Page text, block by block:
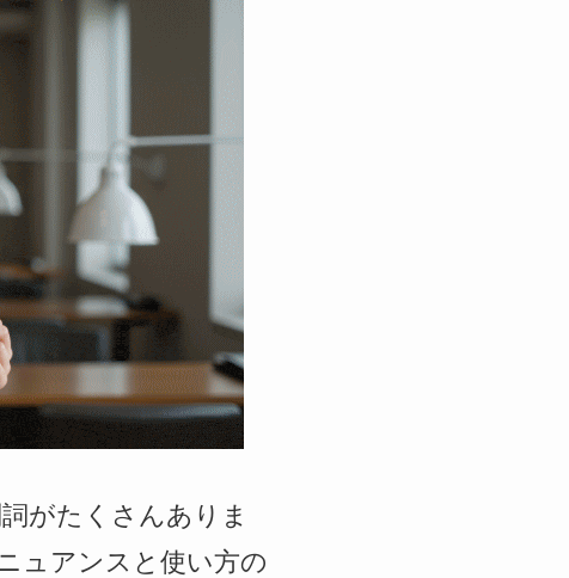
がたくさんありま
ュアンスと使い方の